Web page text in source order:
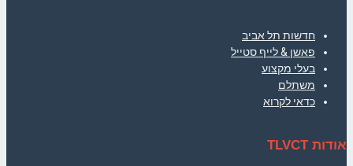
חדשות תל אביב
פאשן & לייף סטייל
בעלי מקצוע
משתלם
כדאי לקרוא
אודות TLVCT